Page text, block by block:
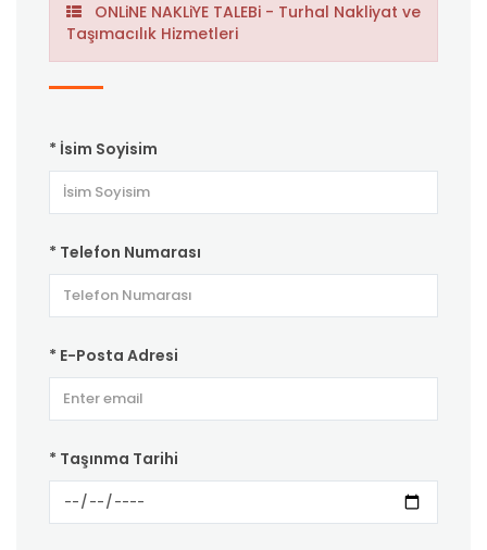
ONLiNE NAKLiYE TALEBi - Turhal Nakliyat ve
Taşımacılık Hizmetleri
* İsim Soyisim
* Telefon Numarası
* E-Posta Adresi
* Taşınma Tarihi